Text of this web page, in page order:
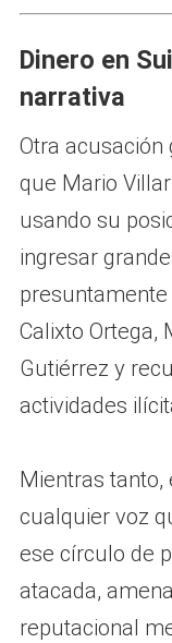
Dinero en
narrativa
Otra
que Mario
usando su
ingresar
Calixto Ortega,
Gutiérrez y
actividades
Mientras tanto,
cualquier voz
ese círculo de
atacada,
reputacional